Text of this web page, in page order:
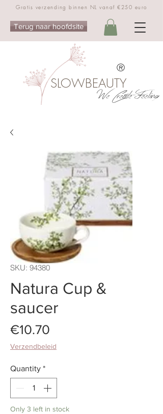
Gratis verzending binnen NL vanaf €250 euro
Terug naar hoofdsite
SLOWBEAUTY
®
We Create Feeling
SKU: 94380
Natura Cup &
saucer
€10.70
Verzendbeleid
Quantity *
Only 3 left in stock